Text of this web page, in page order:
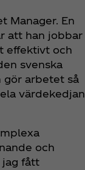
Manager. En
att han jobbar
effektivt och
svenska
gör arbetet så
värdekedjan
och
jag fått